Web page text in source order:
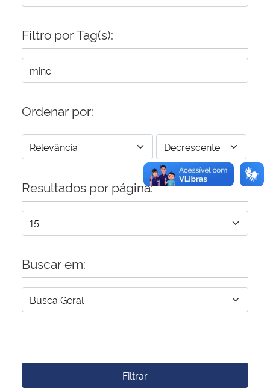
Gabinete de Segurança Institucional
Advocacia-Geral da União
Banco Central do Brasil
Planalto
Filtro por Tag(s):
Ordenar por:
Resultados por página:
Buscar em:
Filtrar